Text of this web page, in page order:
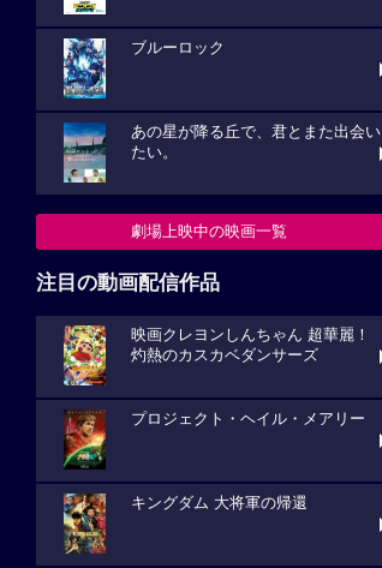
ブルーロック
あの星が降る丘で、君とまた出会い
たい。
劇場上映中の映画一覧
注目の動画配信作品
映画クレヨンしんちゃん 超華麗！
灼熱のカスカベダンサーズ
プロジェクト・ヘイル・メアリー
キングダム 大将軍の帰還